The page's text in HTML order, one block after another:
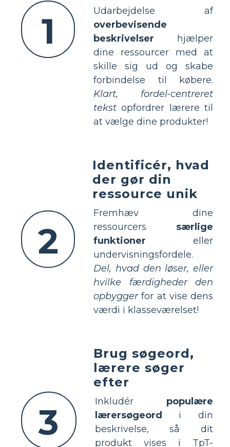
1
Udarbejdelse af
overbevisende
beskrivelser hjælper
dine ressourcer med at
skille sig ud og skabe
forbindelse til købere.
Klart, fordel-centreret
tekst opfordrer lærere til
at vælge dine produkter!
2
Identificér, hvad
der gør din
ressource unik
Fremhæv dine
ressourcers særlige
funktioner eller
undervisningsfordele.
Del, hvad den løser, eller
hvilke færdigheder den
opbyggerfor at vise dens
værdi i klasseværelset!
3
Brug søgeord,
lærere søger
efter
Inkludér populære
lærersøgeord
i din
beskrivelse, så dit
produkt vises i TpT-